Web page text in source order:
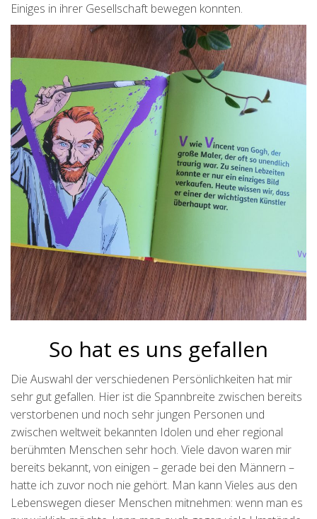
Einiges in ihrer Gesellschaft bewegen konnten.
So hat es uns gefallen
Die Auswahl der verschiedenen Persönlichkeiten hat mir
sehr gut gefallen. Hier ist die Spannbreite zwischen bereits
verstorbenen und noch sehr jungen Personen und
zwischen weltweit bekannten Idolen und eher regional
berühmten Menschen sehr hoch. Viele davon waren mir
bereits bekannt, von einigen – gerade bei den Männern –
hatte ich zuvor noch nie gehört. Man kann Vieles aus den
Lebenswegen dieser Menschen mitnehmen: wenn man es